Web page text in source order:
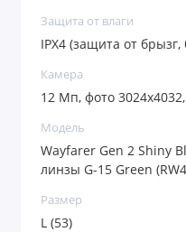
цветопередачу в
технический апгрейд.
Мп позволяет снимать
видео в
запечатлеть важный
Защита от влаги
IPX4 (защита от
Камера
12 Мп, фото
Модель
Wayfarer Gen 2 Shiny
линзы G-15 Green
Размер
L (53)